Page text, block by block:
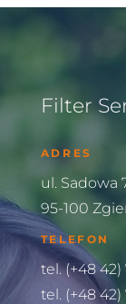
Filter
ADRES
ul. Sadowa
95-100
TELEFON
tel. (+48 42)
tel. (+48 42)